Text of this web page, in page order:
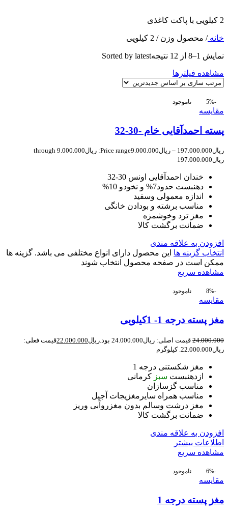
2 کیلویی با پاکت کاغذی
خانه/ محصول وزن/ 2 کیلویی
نمایش 1–8 از 12 نتیجه
Sorted by latest
مشاهده فیلترها
-5% ناموجود
مقایسه
پسته احمدآقایی خام -30-32
ریال197.000.000
– ریال9.000.000
Price range: ریال9.000.000 through
ریال197.000.000
خندان احمدآقایی اونس 30-32
دهنبست حدود7% و نخودو 10%
اندازه معمولی وسفید
مناسب برشته و بودادن خانگی
مغز ترد وخوشمزه
ضمانت برگشت کالا
افزودن به علاقه مندی
انتخاب گزینه ها این محصول دارای انواع مختلفی می باشد. گزینه ها
ممکن است در صفحه محصول انتخاب شوند
مشاهده سریع
-8% ناموجود
مقایسه
مغز پسته درجه 1- 1کیلویی
24.000.000 قیمت اصلی: ریال24.000.000 بود. ریال22.000.000قیمت فعلی:
ریال22.000.000.
کیلوگرم
مغز شکستنی درجه 1
ازدهنبست سبز کرمانی
مناسب گزسازان
مناسب همراه سایرمغزیجات آجیل
مغز درشت وسالم بدون مغزروآبی وریز
ضمانت برگشت کالا
افزودن به علاقه مندی
اطلاعات بیشتر
مشاهده سریع
-6% ناموجود
مقایسه
مغز پسته درجه 1